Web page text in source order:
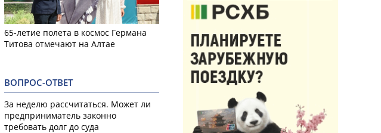
65-летие полета в космос Германа
Титова отмечают на Алтае
ВОПРОС-ОТВЕТ
За неделю рассчитаться. Может ли
предприниматель законно
требовать долг до суда